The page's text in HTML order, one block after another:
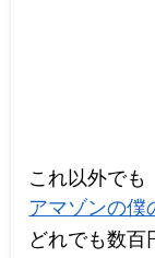
これ以外でも
アマゾンの僕
どれでも数百